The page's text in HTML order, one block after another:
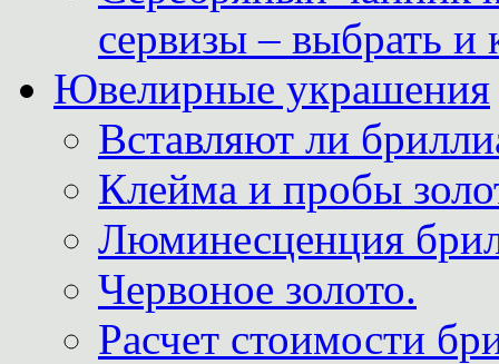
сервизы – выбрать и
Ювелирные украшения
Вставляют ли
Клейма и пробы
Люминесценция
Червоное золото.
Расчет стоимости